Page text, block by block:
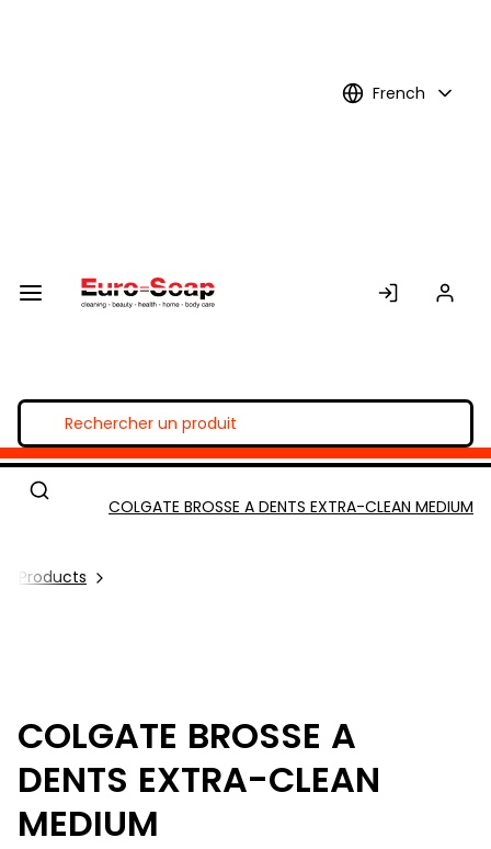
French
Products
COLGATE BROSSE A DENTS EXTRA-CLEAN MEDIUM
COLGATE BROSSE A
DENTS EXTRA-CLEAN
MEDIUM